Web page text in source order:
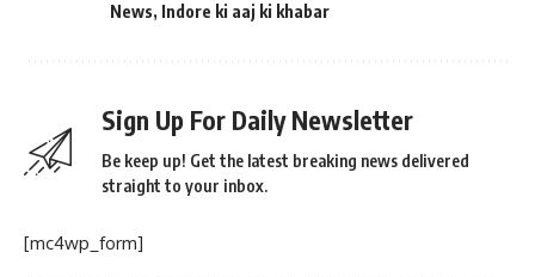
News, Indore ki aaj ki khabar
Sign Up For Daily Newsletter
Be keep up! Get the latest breaking news delivered
straight to your inbox.
[mc4wp_form]